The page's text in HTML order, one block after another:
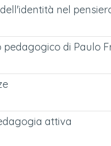
nel
di Paulo
attiva